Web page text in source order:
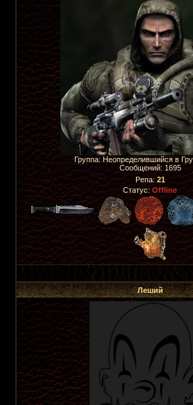
Группа: Неопределившийся в
Сообщений: 1695
Репа: 21
Статус:Offline
Леший